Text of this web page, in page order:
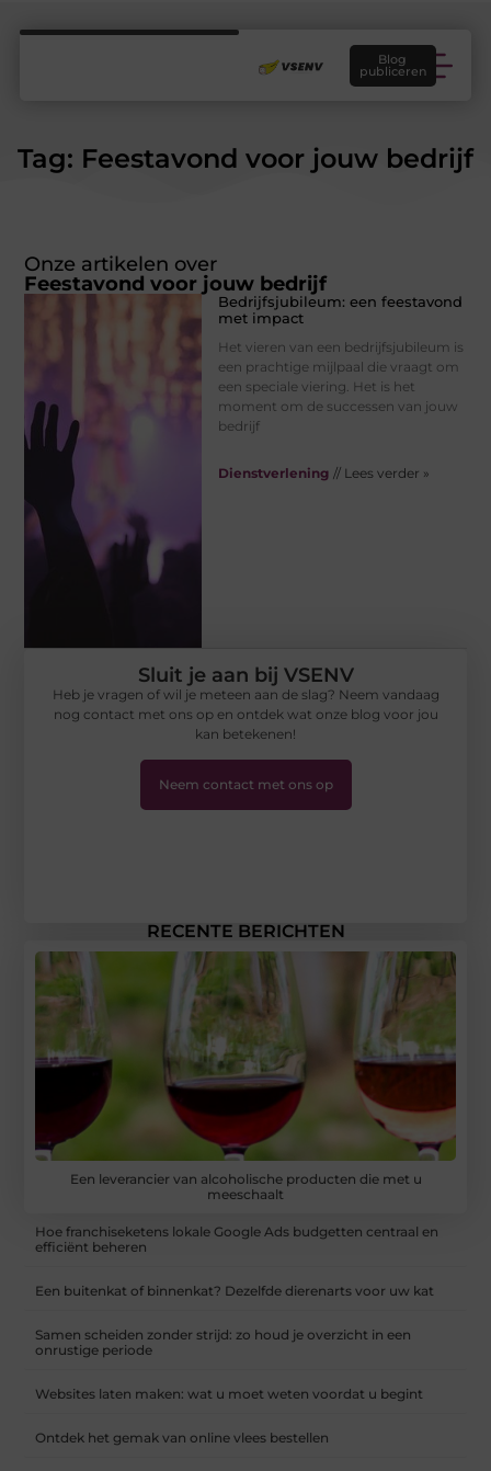
Blog
publiceren
Tag: Feestavond voor jouw bedrijf
Onze artikelen over
Feestavond voor jouw bedrijf
Bedrijfsjubileum: een feestavond
met impact
Het vieren van een bedrijfsjubileum is
een prachtige mijlpaal die vraagt om
een speciale viering. Het is het
moment om de successen van jouw
bedrijf
Dienstverlening // Lees verder »
RECENTE BERICHTEN
Een leverancier van alcoholische producten die met u
meeschaalt
Hoe franchiseketens lokale Google Ads budgetten centraal en
efficiënt beheren
Een buitenkat of binnenkat? Dezelfde dierenarts voor uw kat
Samen scheiden zonder strijd: zo houd je overzicht in een
onrustige periode
Websites laten maken: wat u moet weten voordat u begint
Ontdek het gemak van online vlees bestellen
Sluit je aan bij VSENV
Heb je vragen of wil je meteen aan de slag? Neem vandaag
nog contact met ons op en ontdek wat onze blog voor jou
kan betekenen!
Neem contact met ons op